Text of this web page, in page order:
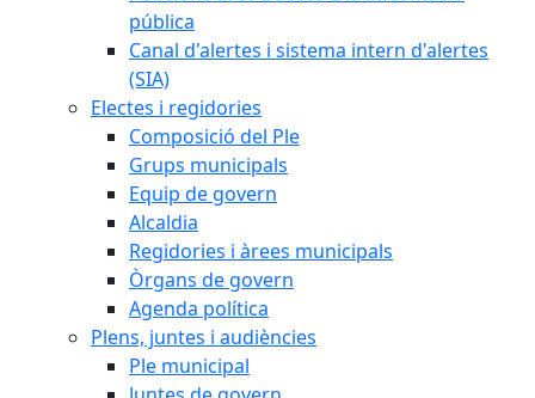
pública
Canal d'alertes i sistema intern d'alertes
(SIA)
Electes i regidories
Composició del Ple
Grups municipals
Equip de govern
Alcaldia
Regidories i àrees municipals
Òrgans de govern
Agenda política
Plens, juntes i audiències
Ple municipal